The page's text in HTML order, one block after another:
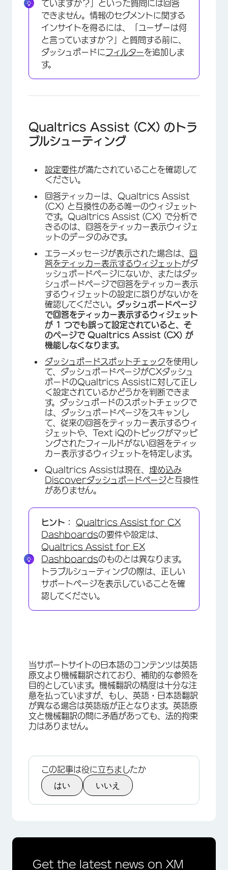
ていますか？」といった質問には回答
できません。情報のセグメントに関する
インサイトを得るには、「ユーザーは何
と言っていますか？」と質問する前に、
ダッシュボードにフィルターを追加しま
す。
Qualtrics Assist (CX) のトラ
ブルシューティング
設定要件が満たされていることを確認して
ください。
回答ティッカーは、Qualtrics Assist
(CX) と互換性のある唯一のウィジェット
です。Qualtrics Assist (CX) で分析で
きるのは、回答をティッカー表示ウィジェ
ットのデータのみです。
エラーメッセージが表示された場合は、
回
答をティッカー表示するウィジェットがダ
ッシュボードページにないか、またはダッ
シュボードページで回答をティッカー表示
するウィジェットの設定に誤りがないかを
確認してください。 ダッシュボードページ
で回答をティッカー表示するウィジェット
が 1 つでも誤って設定されていると、そ
のページで Qualtrics Assist (CX) が
機能しなくなります。
ダッシュボードスポットチェックを使用し
て、ダッシュボードページがCXダッシュ
ボードのQualtrics Assistに対して正し
く設定されているかどうかを判断できま
す。ダッシュボードのスポットチェックで
は、ダッシュボードページをスキャンし
て、従来の回答をティッカー表示するウィ
ジェットや、Text iQのトピックがマッピ
ングされたフィールドがない回答をティッ
カー表示するウィジェットを特定します。
Qualtrics Assistは現在、 埋め込み
Discoverダッシュボードページと互換性
がありません。
ヒント：
Qualtrics Assist for CX
Dashboardsの要件や設定は、
Qualtrics Assist for EX
Dashboardsのものとは異なります。
トラブルシューティングの際は、正しい
サポートページを表示していることを確
認してください。
当サポートサイトの日本語のコンテンツは英語
原文より機械翻訳されており、補助的な参照を
目的としています。機械翻訳の精度は十分な注
意を払っていますが、もし、英語・日本語翻訳
が異なる場合は英語版が正となります。英語原
文と機械翻訳の間に矛盾があっても、法的拘束
力はありません。
この記事は役に立ちましたか
はい いいえ
Get the latest news on XM